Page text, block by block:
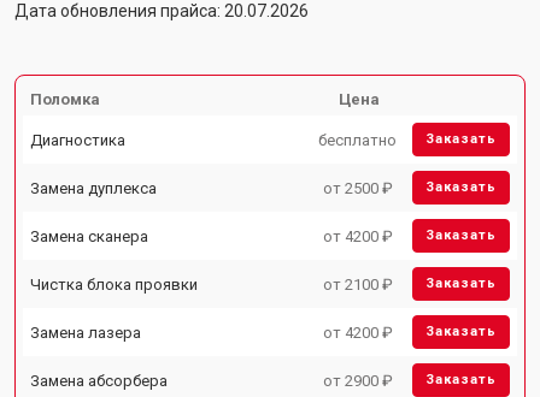
Дата обновления прайса: 20.07.2026
Поломка Цена
Диагностика бесплатно Заказать
Замена дуплекса от 2500 ₽ Заказать
Замена сканера от 4200 ₽ Заказать
Чистка блока проявки от 2100 ₽ Заказать
Замена лазера от 4200 ₽ Заказать
Замена абсорбера от 2900 ₽ Заказать